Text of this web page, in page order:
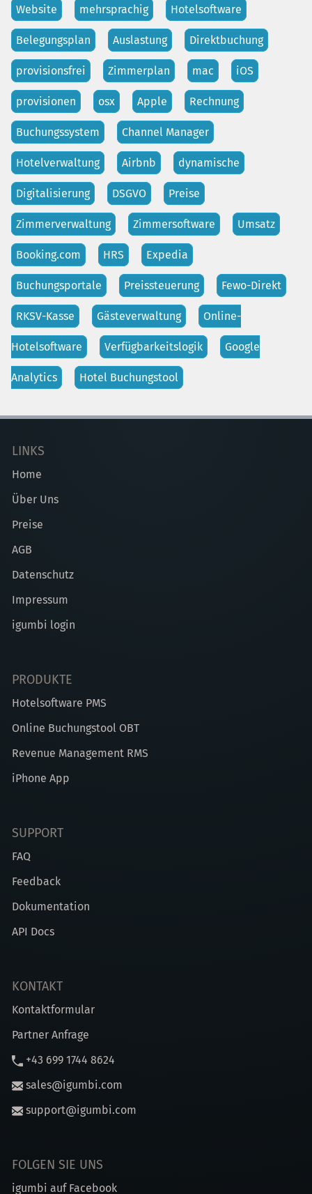
Website mehrsprachig Hotelsoftware
Belegungsplan Auslastung Direktbuchung
provisionsfrei Zimmerplan mac iOS
provisionen osx Apple Rechnung
Buchungssystem Channel Manager
Hotelverwaltung Airbnb dynamische
Digitalisierung DSGVO Preise
Zimmerverwaltung Zimmersoftware Umsatz
Booking.com HRS Expedia
Buchungsportale Preissteuerung Fewo-Direkt
RKSV-Kasse Gästeverwaltung Online-
Hotelsoftware Verfügbarkeitslogik Google
Analytics Hotel Buchungstool
LINKS
Home
Über Uns
Preise
AGB
Datenschutz
Impressum
igumbi login
PRODUKTE
Hotelsoftware PMS
Online Buchungstool OBT
Revenue Management RMS
iPhone App
SUPPORT
FAQ
Feedback
Dokumentation
API Docs
KONTAKT
Kontaktformular
Partner Anfrage
+43 699 1744 8624
sales@igumbi.com
support@igumbi.com
FOLGEN SIE UNS
igumbi auf Facebook